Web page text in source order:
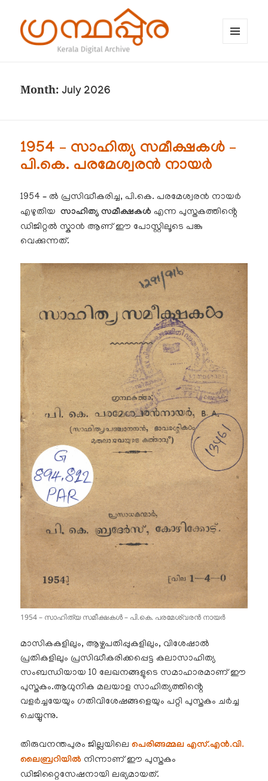
Month: July 2026
1954 – സാഹിത്യ സമീക്ഷകൾ –
പി.കെ. പരമേശ്വരൻ നായർ
1954 – ൽ പ്രസിദ്ധീകരിച്ച, പി.കെ. പരമേശ്വരൻ നായർ
എഴുതിയ സാഹിത്യ സമീക്ഷകൾ എന്ന പുസ്തകത്തിൻ്റെ
ഡിജിറ്റൽ സ്കാൻ ആണ് ഈ പോസ്റ്റിലൂടെ പങ്കു
വെക്കുന്നത്.
1954 – സാഹിത്യ സമീക്ഷകൾ – പി.കെ. പരമേശ്വരൻ നായർ
മാസികകളിലും, ആഴ്ചപതിപ്പുകളിലും, വിശേഷാൽ
പ്രതികളിലും പ്രസിദ്ധീകരിക്കപ്പെട്ട കലാസാഹിത്യ
സംബന്ധിയായ 10 ലേഖനങ്ങളുടെ സമാഹാരമാണ് ഈ
പുസ്തകം.ആധുനിക മലയാള സാഹിത്യത്തിൻ്റെ
വളർച്ചയേയും ഗതിവിശേഷങ്ങളെയും പറ്റി പുസ്തകം ചർച്ച
ചെയ്യുന്നു.
തിരുവനന്തപുരം ജില്ലയിലെപെരിങ്ങമ്മല എസ്.എൻ.വി.
ലൈബ്രറിയിൽ നിന്നാണ് ഈ പുസ്തകം
ഡിജിറ്റൈസേഷനായി ലഭ്യമായത്.